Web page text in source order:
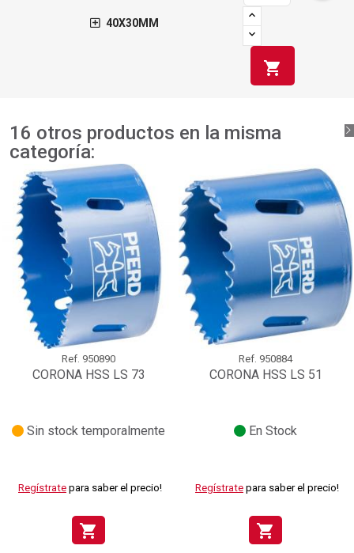
40X30MM
shopping_cart
16 otros productos en la misma
categoría:
Ref. 950890
CORONA HSS LS 73
Sin stock temporalmente
Regístrate para saber el precio!
shopping_cart
Ref. 950884
CORONA HSS LS 51
En Stock
Regístrate para saber el precio!
shopping_cart